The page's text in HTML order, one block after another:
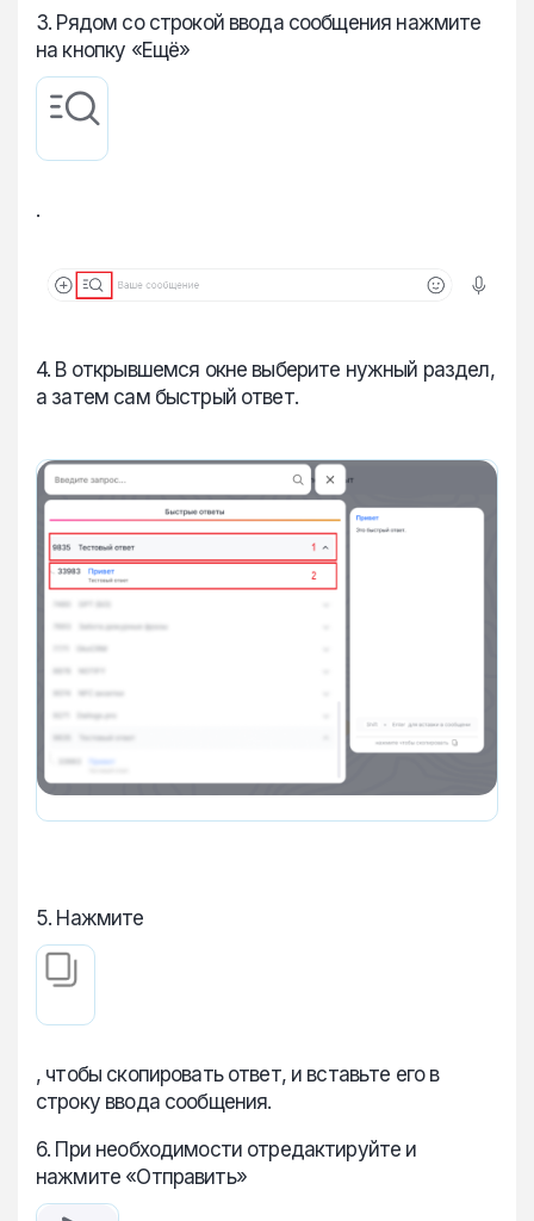
3. Рядом со строкой ввода сообщения нажмите
на кнопку «Ещё»
.
4. В открывшемся окне выберите нужный раздел,
а затем сам быстрый ответ.
5. Нажмите
, чтобы скопировать ответ, и вставьте его в
строку ввода сообщения.
6. При необходимости отредактируйте и
нажмите «Отправить»